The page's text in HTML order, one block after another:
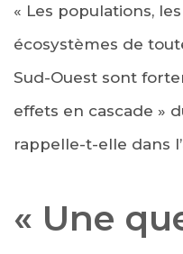
« Les populations,
écosystèmes de
Sud-Ouest sont
effets en cascade »
rappelle-t-elle dans
« Une